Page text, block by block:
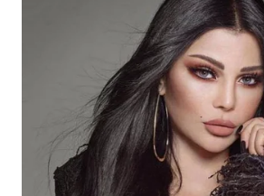
WAHANANEWS
WAHANANEWS
CO ID